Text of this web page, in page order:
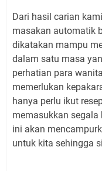
Dari hasil carian
masakan automatik
dikatakan mampu
dalam satu masa
perhatian para
memerlukan
hanya perlu ikut
memasukkan
ini akan
untuk kita sehingga